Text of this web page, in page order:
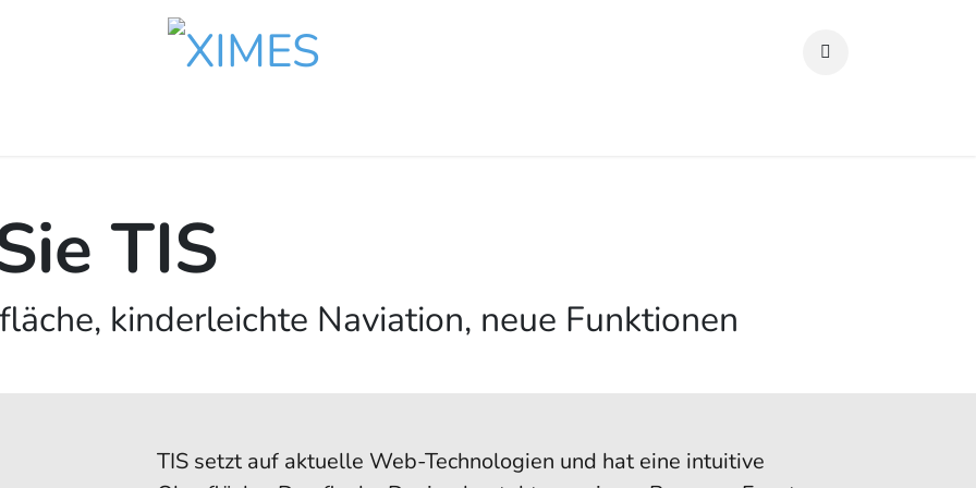
TIS
kinderleichte Naviation, neue Funktionen
TIS setzt auf aktuelle Web-Technologien und hat eine intuitive